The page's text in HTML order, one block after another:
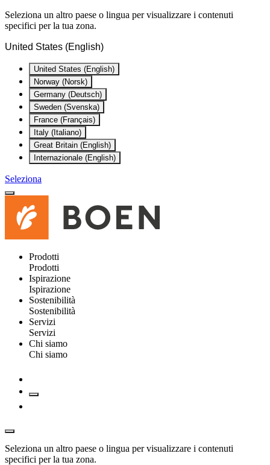
Seleziona un altro paese o lingua per visualizzare i contenuti
specifici per la tua zona.
United States (English)
United States (English)
Norway (Norsk)
Germany (Deutsch)
Sweden (Svenska)
France (Français)
Italy (Italiano)
Great Britain (English)
Internazionale (English)
Seleziona
Prodotti
Prodotti
Ispirazione
Ispirazione
Sostenibilità
Sostenibilità
Servizi
Servizi
Chi siamo
Chi siamo
Seleziona un altro paese o lingua per visualizzare i contenuti
specifici per la tua zona.